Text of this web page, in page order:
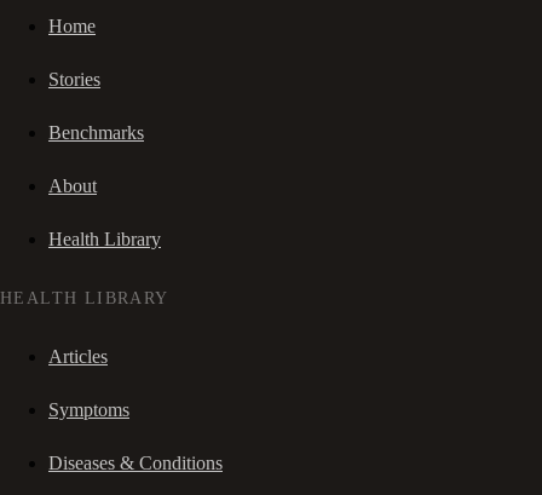
Home
Stories
Benchmarks
About
Health Library
HEALTH LIBRARY
Articles
Symptoms
Diseases & Conditions